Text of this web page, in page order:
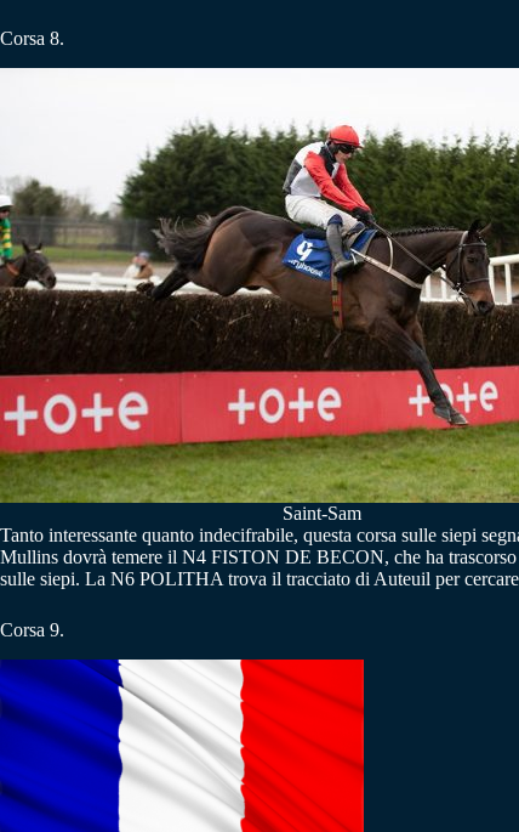
Corsa 8.
Saint-Sam
Tanto interessante quanto indecifrabile, questa corsa sulle siepi
Mullins dovrà temere il N4 FISTON DE BECON, che ha
sulle siepi. La N6 POLITHA trova il tracciato di Auteuil per cercare
Corsa 9.